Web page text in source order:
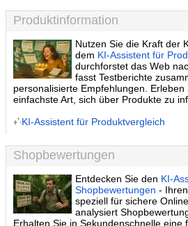
Produktinformation
Nutzen Sie die Kraft der
dem KI-Assistent für
durchforstet das Web
fasst Testberichte
personalisierte Empfehlungen. Erleben
einfachste Art, sich über Produkte zu
KI-Assistent für Produktvergleich
Shopbewertungen
Entdecken Sie den KI-
Shopbewertungen -
speziell für sichere
analysiert
Erhalten Sie in Sekundenschnelle eine